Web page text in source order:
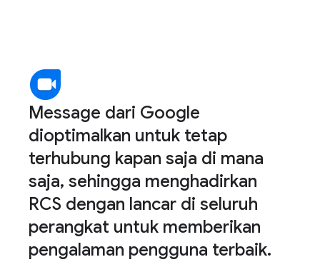
Message dari Google
dioptimalkan untuk tetap
terhubung kapan saja di mana
saja, sehingga menghadirkan
RCS dengan lancar di seluruh
perangkat untuk memberikan
pengalaman pengguna terbaik.